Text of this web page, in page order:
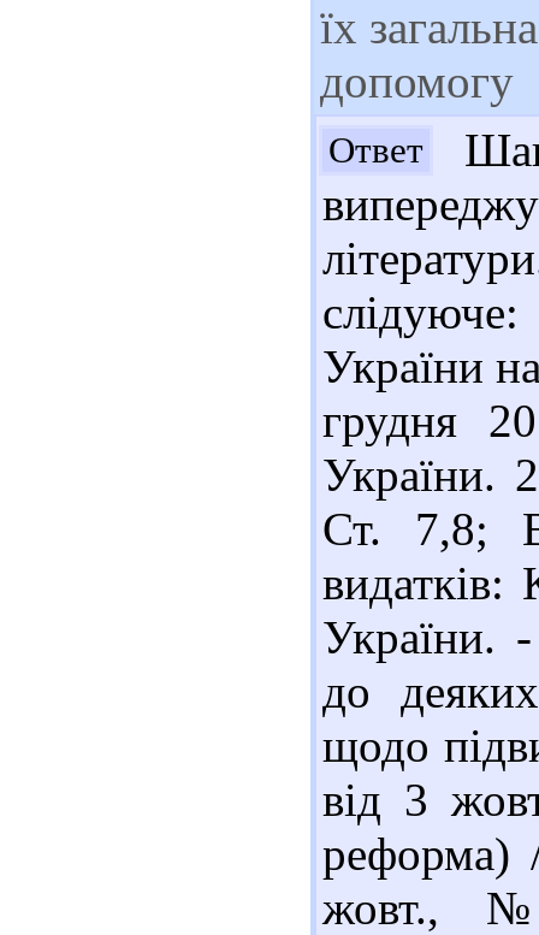
їх
допомогу
Ответ
України
грудня
України.
Ст. 7,8;
України.
до
щодо
від 3
реформа)
жовт.,